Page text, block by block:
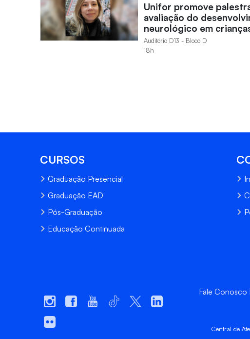
Unifor promove
avaliação do
neurológico em
Auditório D13 - Bloco D
18h
CURSOS
Graduação Presencial
Graduação EAD
Pós-Graduação
Educação Continuada
Fale Conosco
Central de